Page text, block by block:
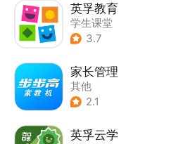
英孚教育
学生课堂
3.7
家长管理
其他
2.1
英孚云学